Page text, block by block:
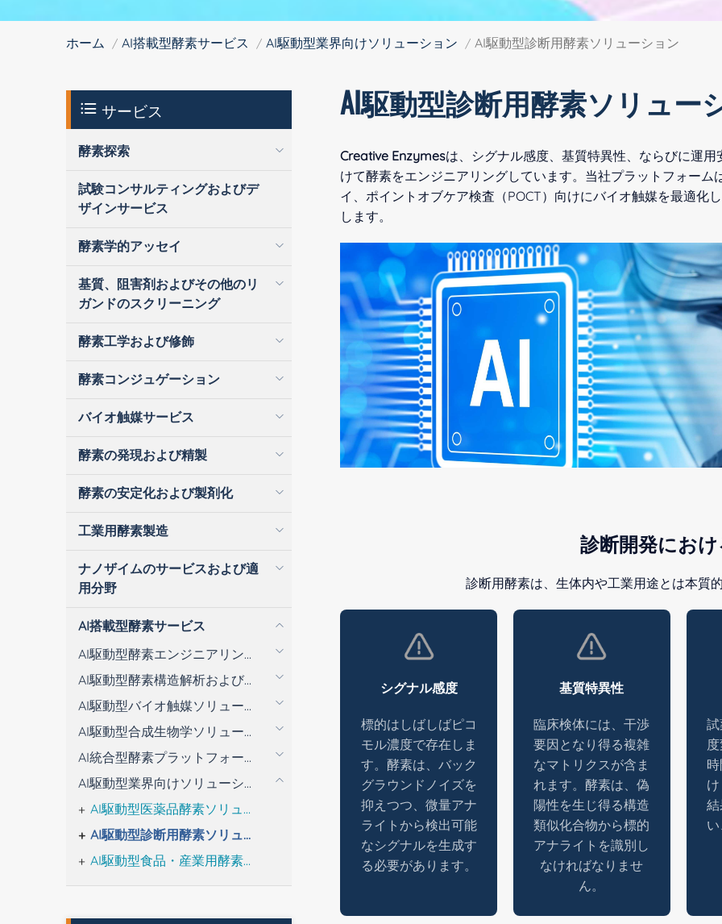
ホーム AI搭載型酵素サービス AI駆動型業界向けソリューション AI駆動型診断用酵素ソリューション
AI駆動型診断用酵素ソリュー
Creative Enzymesは、シグナル感度、基質特異性、ならびに運
けて酵素をエンジニアリングしています。当社プラットフォー
イ、ポイントオブケア検査（POCT）向けにバイオ触媒を最適化
します。
診断開発にお
診断用酵素は、生体内や工業用途とは本質
シグナル感度
標的はしばしばピコ
モル濃度で存在しま
す。酵素は、バック
グラウンドノイズを
抑えつつ、微量アナ
ライトから検出可能
なシグナルを生成す
る必要があります。
基質特異性
臨床検体には、干渉
要因となり得る複雑
なマトリクスが含ま
れます。酵素は、偽
陽性を生じ得る構造
類似化合物から標的
アナライトを識別し
なければなりませ
ん。
サービス
酵素探索
試験コンサルティングおよびデ
ザインサービス
酵素学的アッセイ
基質、阻害剤およびその他のリ
ガンドのスクリーニング
酵素工学および修飾
酵素コンジュゲーション
バイオ触媒サービス
酵素の発現および精製
酵素の安定化および製剤化
工業用酵素製造
ナノザイムのサービスおよび適
用分野
AI搭載型酵素サービス
AI駆動型酵素エンジニアリングソリューション
AI駆動型酵素構造解析およびエンジニアリング分析
AI駆動型バイオ触媒ソリューション
AI駆動型合成生物学ソリューション
AI統合型酵素プラットフォームソリューション
AI駆動型業界向けソリューション
AI駆動型医薬品酵素ソリューション
AI駆動型診断用酵素ソリューション
AI駆動型食品・産業用酵素ソリューション